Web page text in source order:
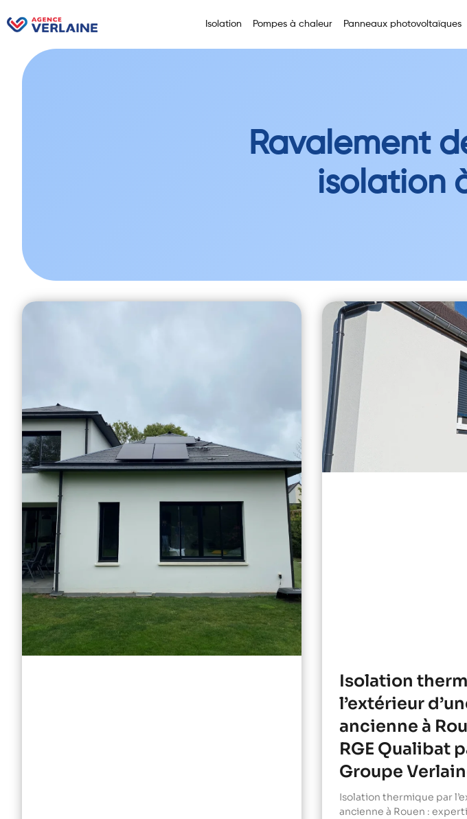
Isolation Pompes à chaleur Panneaux photovoltaïques
Ravalement
isolation
Isolation
l’extérieur
ancienne à
RGE Qualibat
Groupe
Isolation thermique par
ancienne à Rouen :